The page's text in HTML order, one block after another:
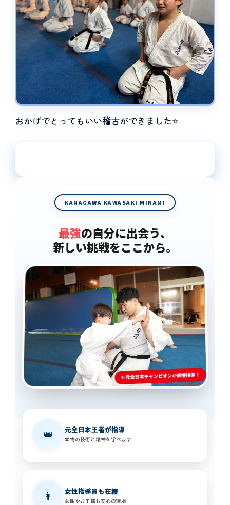
おかげでとってもいい稽古ができました⭐️
KANAGAWA KAWASAKI MINAMI
最強の自分に出会う、
新しい挑戦をここから。
✨ 元全日本チャンピオンが直接指導！
👑 元全日本王者が指導
本物の技術と精神を学べます
👩 女性指導員も在籍
女性やお子様も安心の環境